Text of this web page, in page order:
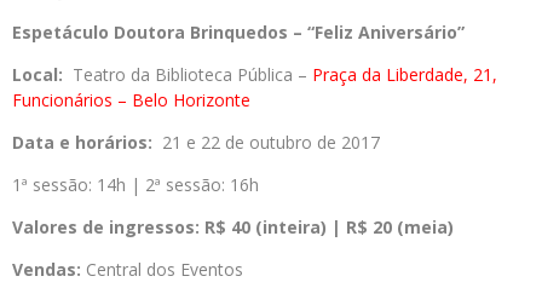
Espetáculo Doutora Brinquedos – “Feliz Aniversário”
Local: Teatro da Biblioteca Pública – Praça da Liberdade, 21,
Funcionários – Belo Horizonte
Data e horários: 21 e 22 de outubro de 2017
1ª sessão: 14h | 2ª sessão: 16h
Valores de ingressos: R$ 40 (inteira) | R$ 20 (meia)
Vendas: Central dos Eventos